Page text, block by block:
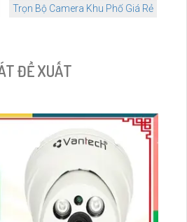
Trọn Bộ Camera Khu Phố Giá Rẻ
ĐỀ XUẤT